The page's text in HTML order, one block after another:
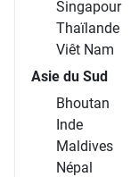
Singapour
Thaïlande
Viêt Nam
Asie du Sud
Bhoutan
Inde
Maldives
Népal